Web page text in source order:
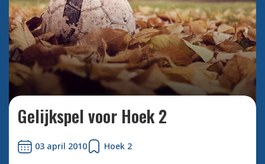
Bekijk alle foto's
Gelijkspel voor Hoek 2
03 april 2010 Hoek 2